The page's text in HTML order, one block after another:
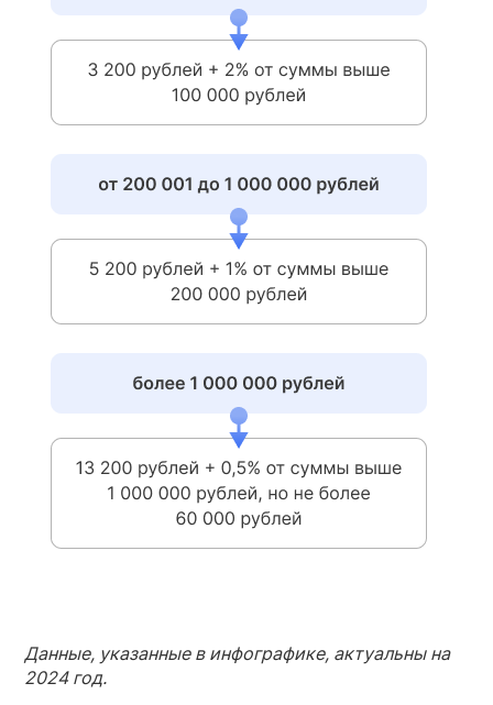
Данные, указанные в инфографике, актуальны на
2024 год.